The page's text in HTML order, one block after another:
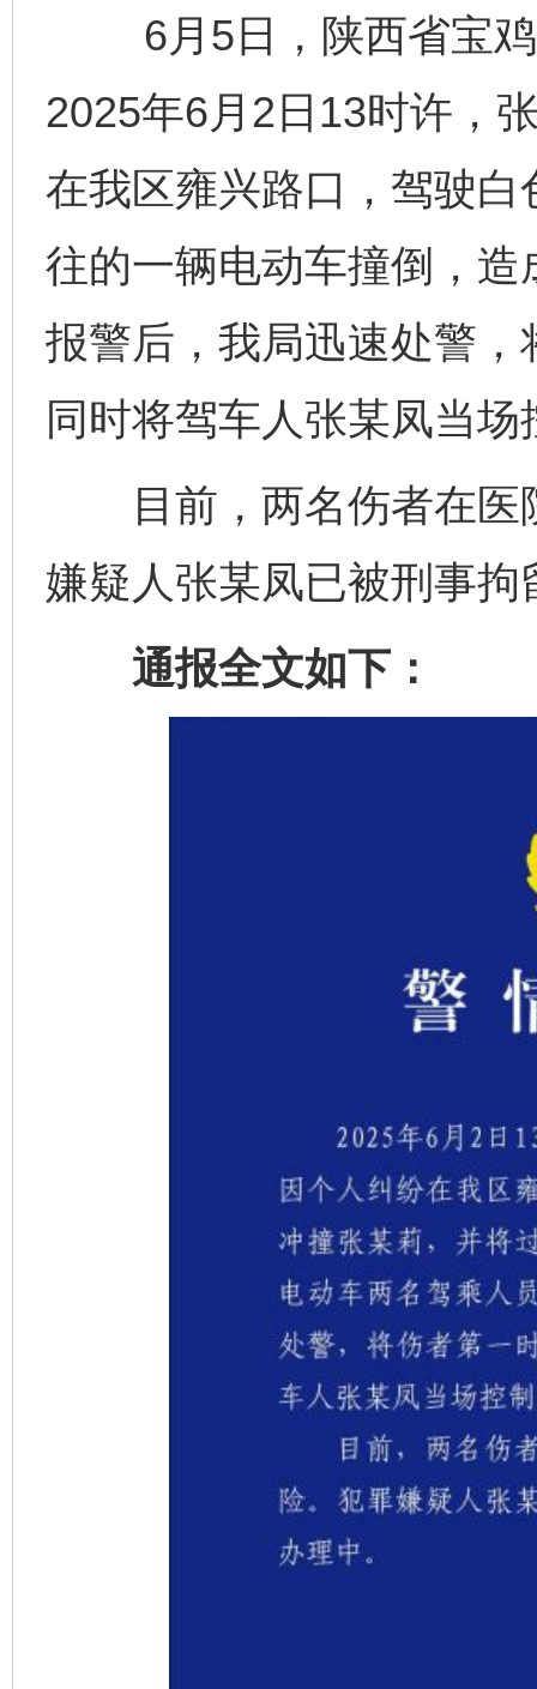
6月5日，陕西省宝鸡
2025年6月2日13时许，
在我区雍兴路口，驾驶
往的一辆电动车撞倒，
报警后，我局迅速处警
同时将驾车人张某凤当场
目前，两名伤者在医
嫌疑人张某凤已被刑事
通报全文如下：